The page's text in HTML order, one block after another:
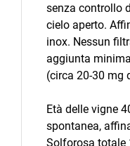
senza controllo
cielo aperto.
inox. Nessun
aggiunta
(circa 20-30 mg
Età delle vigne
spontanea,
Solforosa totale